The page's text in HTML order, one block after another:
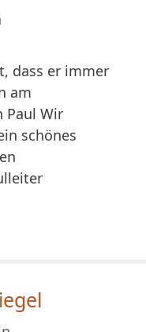
dass er immer
am
Paul Wir
schönes